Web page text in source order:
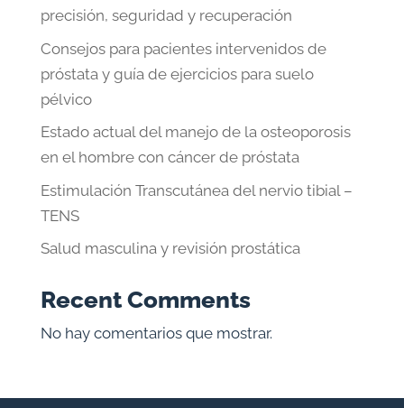
precisión, seguridad y recuperación
Consejos para pacientes intervenidos de
próstata y guía de ejercicios para suelo
pélvico
Estado actual del manejo de la osteoporosis
en el hombre con cáncer de próstata
Estimulación Transcutánea del nervio tibial –
TENS
Salud masculina y revisión prostática
Recent Comments
No hay comentarios que mostrar.